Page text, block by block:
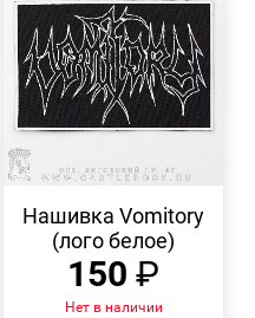
ПРОСМОТР
Нашивка Vomitory
(лого белое)
150 ₽
Нет в наличии